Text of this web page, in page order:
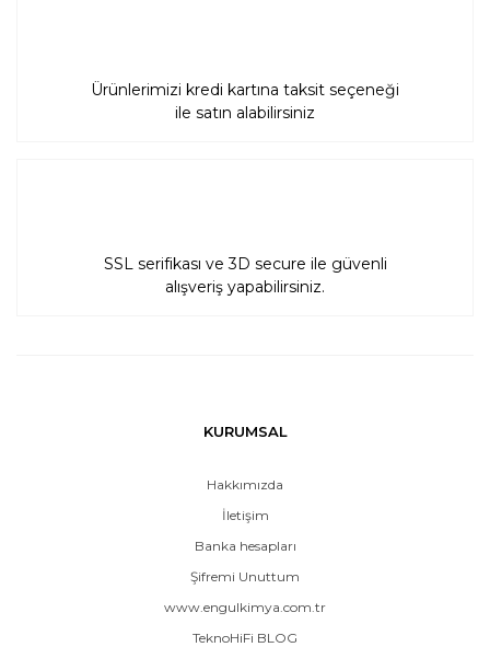
Ürünlerimizi kredi kartına taksit seçeneği
ile satın alabilirsiniz
SSL serifikası ve 3D secure ile güvenli
alışveriş yapabilirsiniz.
KURUMSAL
Hakkımızda
İletişim
Banka hesapları
Şifremi Unuttum
www.engulkimya.com.tr
TeknoHiFi BLOG